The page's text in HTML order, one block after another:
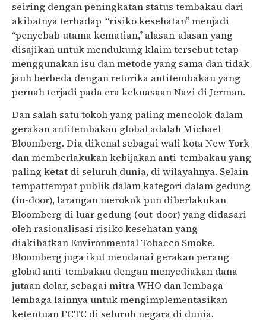
seiring dengan peningkatan status tembakau dari
akibatnya terhadap “‘risiko kesehatan” menjadi
“penyebab utama kematian,” alasan-alasan yang
disajikan untuk mendukung klaim tersebut tetap
menggunakan isu dan metode yang sama dan tidak
jauh berbeda dengan retorika antitembakau yang
pernah terjadi pada era kekuasaan Nazi di Jerman.
Dan salah satu tokoh yang paling mencolok dalam
gerakan antitembakau global adalah Michael
Bloomberg. Dia dikenal sebagai wali kota New York
dan memberlakukan kebijakan anti-tembakau yang
paling ketat di seluruh dunia, di wilayahnya. Selain
tempattempat publik dalam kategori dalam gedung
(in-door), larangan merokok pun diberlakukan
Bloomberg di luar gedung (out-door) yang didasari
oleh rasionalisasi risiko kesehatan yang
diakibatkan Environmental Tobacco Smoke.
Bloomberg juga ikut mendanai gerakan perang
global anti-tembakau dengan menyediakan dana
jutaan dolar, sebagai mitra WHO dan lembaga-
lembaga lainnya untuk mengimplementasikan
ketentuan FCTC di seluruh negara di dunia.